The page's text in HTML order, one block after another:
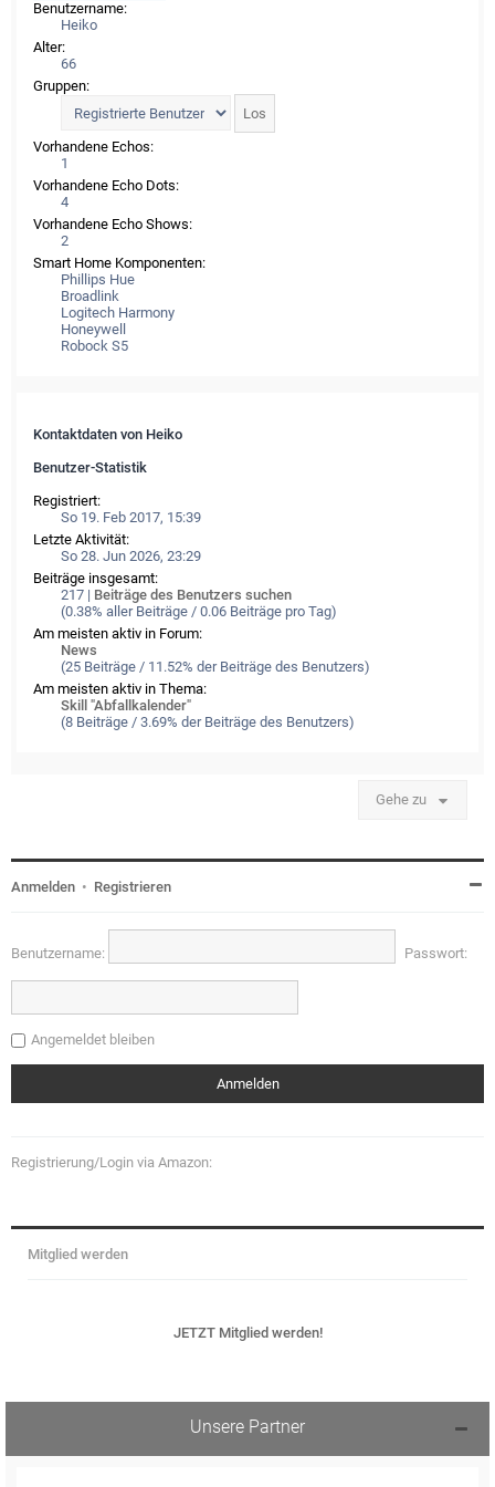
Benutzername:
Heiko
Alter:
66
Gruppen:
Vorhandene Echos:
1
Vorhandene Echo Dots:
4
Vorhandene Echo Shows:
2
Smart Home Komponenten:
Phillips Hue
Broadlink
Logitech Harmony
Honeywell
Robock S5
Kontaktdaten von Heiko
Benutzer-Statistik
Registriert:
So 19. Feb 2017, 15:39
Letzte Aktivität:
So 28. Jun 2026, 23:29
Beiträge insgesamt:
217 | Beiträge des Benutzers suchen
(0.38% aller Beiträge / 0.06 Beiträge pro Tag)
Am meisten aktiv in Forum:
News
(25 Beiträge / 11.52% der Beiträge des Benutzers)
Am meisten aktiv in Thema:
Skill "Abfallkalender"
(8 Beiträge / 3.69% der Beiträge des Benutzers)
Gehe zu
Anmelden • Registrieren
Benutzername: Passwort:
Angemeldet bleiben
Registrierung/Login via Amazon:
Mitglied werden
JETZT Mitglied werden!
Unsere Partner